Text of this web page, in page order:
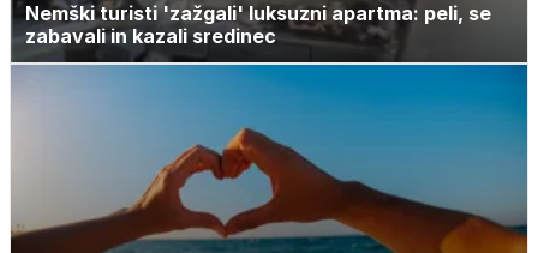
Nemški turisti 'zažgali' luksuzni apartma: peli, se
zabavali in kazali sredinec